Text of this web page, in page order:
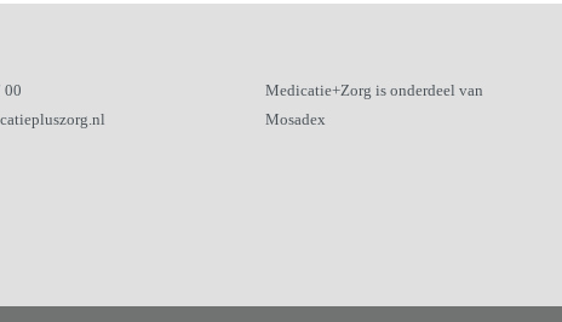
00
Medicatie+Zorg is onderdeel van
Mosadex